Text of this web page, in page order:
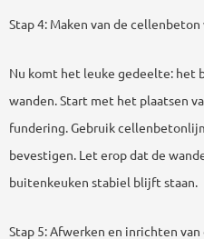
Stap 4: Maken van de cellenbeton
Nu komt het leuke gedeelte: het
wanden. Start met het plaatsen
fundering. Gebruik
bevestigen. Let erop dat de
buitenkeuken stabiel blijft staan.
Stap 5: Afwerken en inrichten